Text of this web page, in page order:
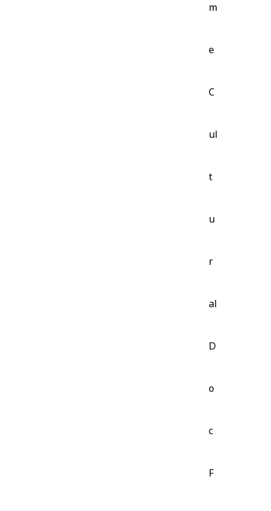
m
e
C
ul
t
u
r
al
D
o
c
F